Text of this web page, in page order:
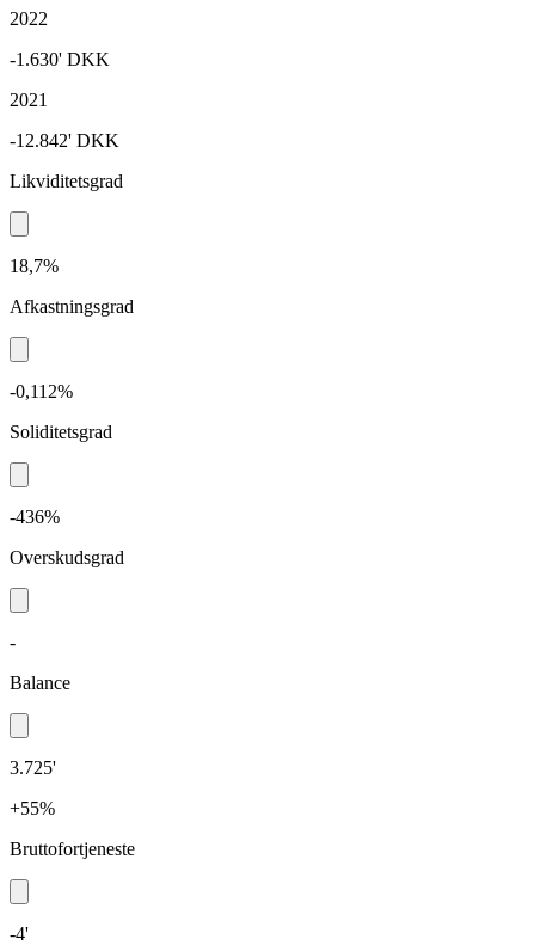
2022
-1.630' DKK
2021
-12.842' DKK
Likviditetsgrad
18,7%
Afkastningsgrad
-0,112%
Soliditetsgrad
-436%
Overskudsgrad
-
Balance
3.725'
+55%
Bruttofortjeneste
-4'